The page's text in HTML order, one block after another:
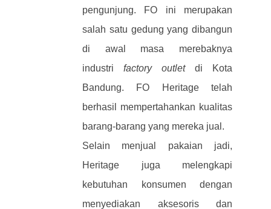
pengunjung. FO ini merupakan
salah satu gedung yang dibangun
di awal masa merebaknya
industri factory outletdi Kota
Bandung. FO Heritage telah
berhasil mempertahankan kualitas
barang-barang yang mereka jual.
Selain menjual pakaian jadi,
Heritage juga melengkapi
kebutuhan konsumen dengan
menyediakan aksesoris dan